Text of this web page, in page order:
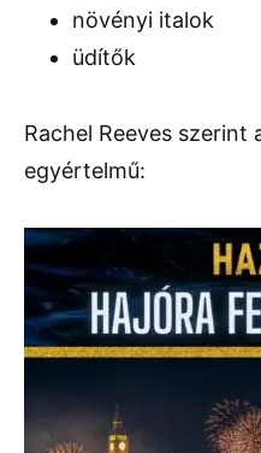
növényi italok
üdítők
Rachel Reeves szerint
egyértelmű: